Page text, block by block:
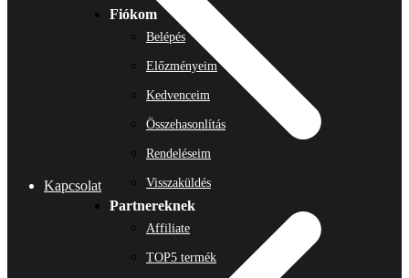
Kapcsolat
Fiókom
Belépés
Előzményeim
Kedvenceim
Összehasonlítás
Rendeléseim
Visszaküldés
Partnereknek
Affiliate
TOP5 termék